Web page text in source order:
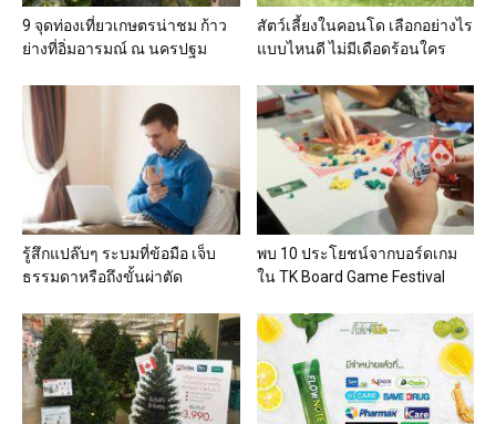
9 จุดท่องเที่ยวเกษตรน่าชม ก้าว
ย่างที่อิ่มอารมณ์ ณ นครปฐม
สัตว์เลี้ยงในคอนโด เลือกอย่างไร
แบบไหนดี ไม่มีเดือดร้อนใคร
รู้สึกแปล๊บๆ ระบมที่ข้อมือ เจ็บ
ธรรมดาหรือถึงขั้นผ่าตัด
พบ 10 ประโยชน์จากบอร์ดเกม
ใน TK Board Game Festival